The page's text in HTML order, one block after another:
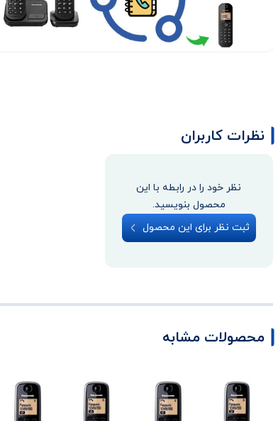
نظرات کاربران
نظر خود را در رابطه با این
محصول بنویسید.
ثبت نظر برای این محصول
محصولات مشابه